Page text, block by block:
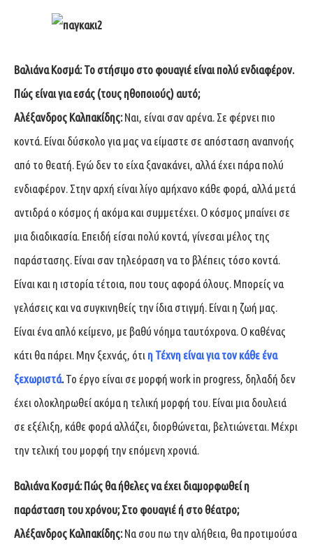
Βαλιάνα Κοσμά: Το στήσιμο στο φουαγιέ είναι πολύ ενδιαφέρον.
Πώς είναι για εσάς (τους ηθοποιούς) αυτό;
Αλέξανδρος Καλπακίδης:Ναι, είναι σαν αρένα. Σε φέρνει πιο
κοντά. Είναι δύσκολο για μας να είμαστε σε απόσταση αναπνοής
από το θεατή. Εγώ δεν το είχα ξανακάνει, αλλά έχει πάρα πολύ
ενδιαφέρον. Στην αρχή είναι λίγο αμήχανο κάθε φορά, αλλά μετά
αντιδρά ο κόσμος ή ακόμα και συμμετέχει. Ο κόσμος μπαίνει σε
μια διαδικασία. Επειδή είσαι πολύ κοντά, γίνεσαι μέλος της
παράστασης. Είναι σαν τηλεόραση να το βλέπεις τόσο κοντά.
Είναι και η ιστορία τέτοια, που τους αφορά όλους. Μπορείς να
γελάσεις και να συγκινηθείς την ίδια στιγμή. Είναι η ζωή μας.
Είναι ένα απλό κείμενο, με βαθύ νόημα ταυτόχρονα. Ο καθένας
κάτι θα πάρει. Μην ξεχνάς, ότι η Τέχνη είναι για τον κάθε ένα
ξεχωριστά.Το έργο είναι σε μορφή work in progress, δηλαδή δεν
έχει ολοκληρωθεί ακόμα η τελική μορφή του. Είναι μια δουλειά
σε εξέλιξη, κάθε φορά αλλάζει, διορθώνεται, βελτιώνεται. Μέχρι
την τελική του μορφή την επόμενη χρονιά.
Βαλιάνα Κοσμά: Πώς θα ήθελες να έχει διαμορφωθεί η
παράσταση του χρόνου; Στο φουαγιέ ή στο θέατρο;
Αλέξανδρος Καλπακίδης:Να σου πω την αλήθεια, θα προτιμούσα